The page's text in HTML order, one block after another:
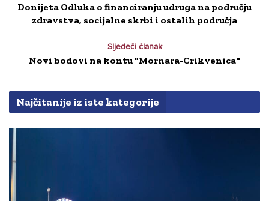
Donijeta Odluka o financiranju udruga na području
zdravstva, socijalne skrbi i ostalih područja
Sljedeći članak
Novi bodovi na kontu "Mornara-Crikvenica"
Najčitanije iz iste kategorije